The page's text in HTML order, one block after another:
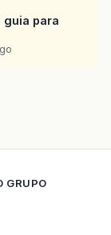
guia para
GRUPO